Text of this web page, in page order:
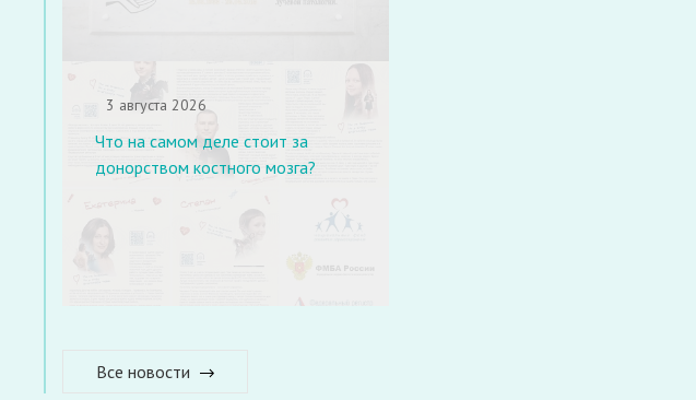
3 августа 2026
Что на самом деле стоит за
донорством костного мозга?
Все новости